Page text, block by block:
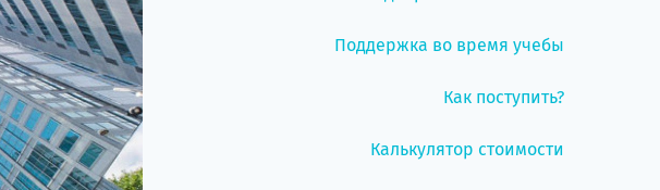
Поддержка во время учебы
Как поступить?
Калькулятор стоимости